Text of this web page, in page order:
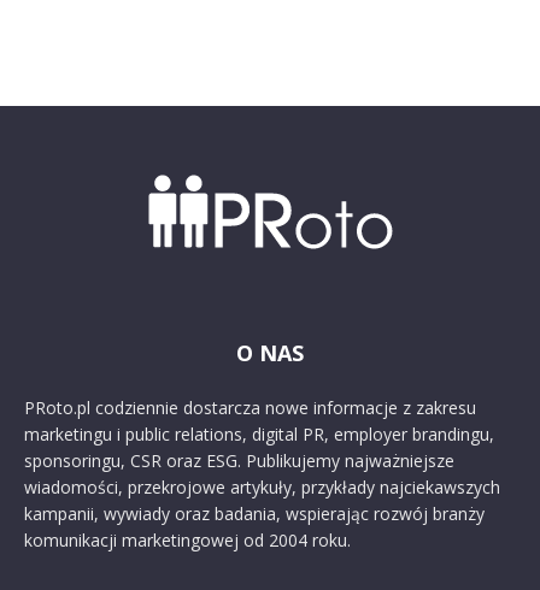
O NAS
PRoto.pl codziennie dostarcza nowe informacje z zakresu
marketingu i public relations, digital PR, employer brandingu,
sponsoringu, CSR oraz ESG. Publikujemy najważniejsze
wiadomości, przekrojowe artykuły, przykłady najciekawszych
kampanii, wywiady oraz badania, wspierając rozwój branży
komunikacji marketingowej od 2004 roku.